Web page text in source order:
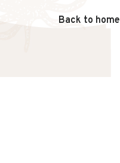
Back to home